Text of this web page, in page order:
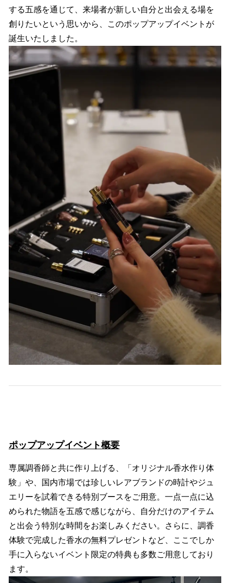
する五感を通じて、来場者が新しい自分と出会える場を
創りたいという思いから、このポップアップイベントが
誕生いたしました。
ポップアップイベント概要
専属調香師と共に作り上げる、「オリジナル香水作り体
験」や、国内市場では珍しいレアブランドの時計やジュ
エリーを試着できる特別ブースをご用意。一点一点に込
められた物語を五感で感じながら、自分だけのアイテム
と出会う特別な時間をお楽しみください。さらに、調香
体験で完成した香水の無料プレゼントなど、ここでしか
手に入らないイベント限定の特典も多数ご用意しており
ます。